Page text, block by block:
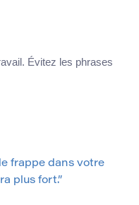
Évitez les phrases
frappe dans votre
plus fort.”